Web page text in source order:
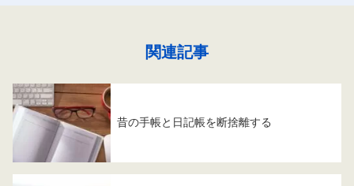
関連記事
昔の手帳と日記帳を断捨離する